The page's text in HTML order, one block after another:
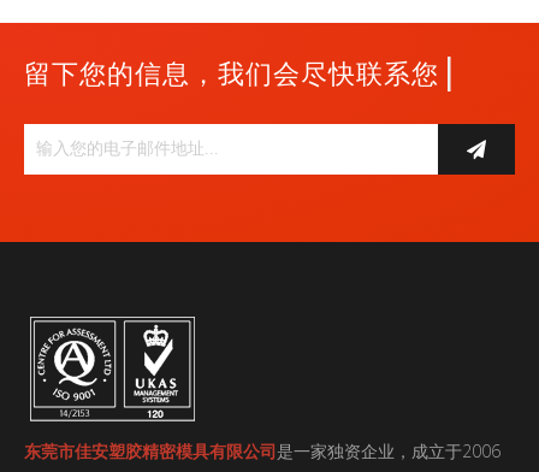
留下您的信息，我们会尽快联系您 |
东莞市佳安塑胶精密模具有限公司是一家独资企业，成立于2006